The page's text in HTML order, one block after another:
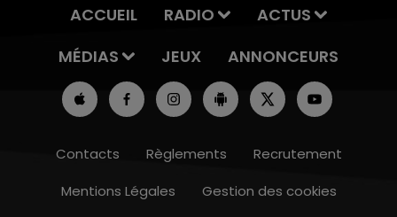
ACCUEIL RADIO
ACTUS
MÉDIAS
JEUX ANNONCEURS
Contacts Règlements
Recrutement
Mentions Légales
Gestion des cookies